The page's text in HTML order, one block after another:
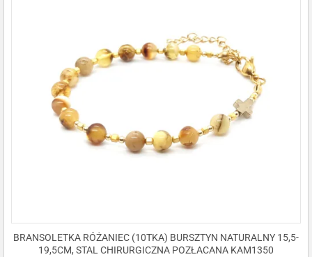
BRANSOLETKA RÓŻANIEC (10TKA) BURSZTYN NATURALNY 15,5-
19,5CM, STAL CHIRURGICZNA POZŁACANA KAM1350